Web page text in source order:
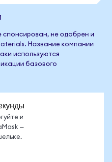
спонсирован, не одобрен и
Название компании
используются
базового
и
—